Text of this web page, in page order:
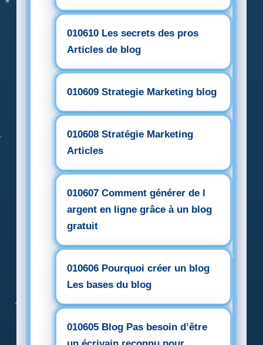
010610 Les secrets des pros
Articles de blog
010609 Strategie Marketing blog
010608 Stratégie Marketing
Articles
010607 Comment générer de l
argent en ligne grâce à un blog
gratuit
010606 Pourquoi créer un blog
Les bases du blog
010605 Blog Pas besoin d’être